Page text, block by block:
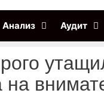
Анализ Аудит